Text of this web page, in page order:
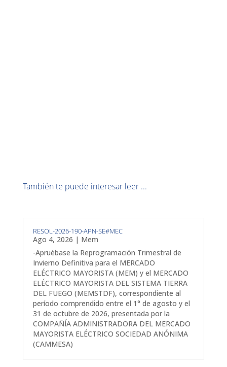
También te puede interesar leer ...
RESOL-2026-190-APN-SE#MEC
Ago 4, 2026 | Mem
-Apruébase la Reprogramación Trimestral de
Invierno Definitiva para el MERCADO
ELÉCTRICO MAYORISTA (MEM) y el MERCADO
ELÉCTRICO MAYORISTA DEL SISTEMA TIERRA
DEL FUEGO (MEMSTDF), correspondiente al
período comprendido entre el 1° de agosto y el
31 de octubre de 2026, presentada por la
COMPAÑÍA ADMINISTRADORA DEL MERCADO
MAYORISTA ELÉCTRICO SOCIEDAD ANÓNIMA
(CAMMESA)